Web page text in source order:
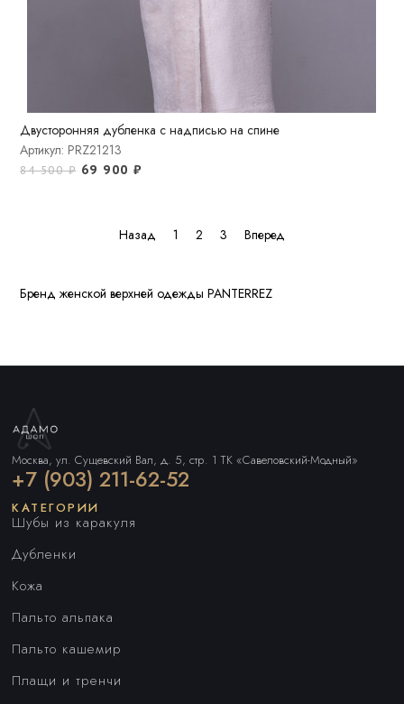
Двусторонняя дубленка с надписью на спине
Артикул: PRZ21213
84 500₽ 69 900₽
Назад 1 2 3 Вперед
Бренд женской верхней одежды PANTERREZ
Москва, ул. Сущевский Вал, д. 5, стр. 1 ТК «Савеловский-Модный»
+7 (903) 211-62-52
КАТЕГОРИИ
Шубы из каракуля
Дубленки
Кожа
Пальто альпака
Пальто кашемир
Плащи и тренчи